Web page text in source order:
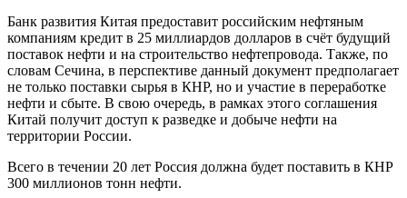
Банк развития Китая предоставит российским нефтяным
компаниям кредит в 25 миллиардов долларов в счёт будущий
поставок нефти и на строительство нефтепровода. Также, по
словам Сечина, в перспективе данный документ предполагает
не только поставки сырья в КНР, но и участие в переработке
нефти и сбыте. В свою очередь, в рамках этого соглашения
Китай получит доступ к разведке и добыче нефти на
территории России.
Всего в течении 20 лет Россия должна будет поставить в КНР
300 миллионов тонн нефти.